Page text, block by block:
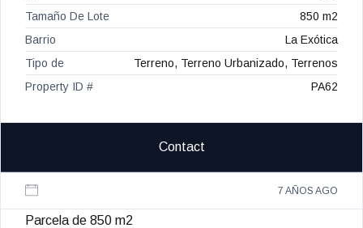
Tamaño De Lote
850 m2
Barrio
La Exótica
Tipo de
Terreno, Terreno Urbanizado, Terrenos
Property ID #
PA62
Contact
7 AÑOS AGO
Parcela de 850 m2